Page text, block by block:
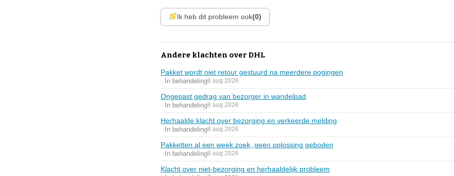
Ik heb dit probleem ook(0)
Andere klachten over DHL
Pakket wordt niet retour gestuurd na meerdere pogingen
In behandeling8 aug 2026
Ongepast gedrag van bezorger in wandelpad
In behandeling8 aug 2026
Herhaalde klacht over bezorging en verkeerde melding
In behandeling8 aug 2026
Pakketten al een week zoek, geen oplossing geboden
In behandeling8 aug 2026
Klacht over niet-bezorging en herhaaldelijk probleem